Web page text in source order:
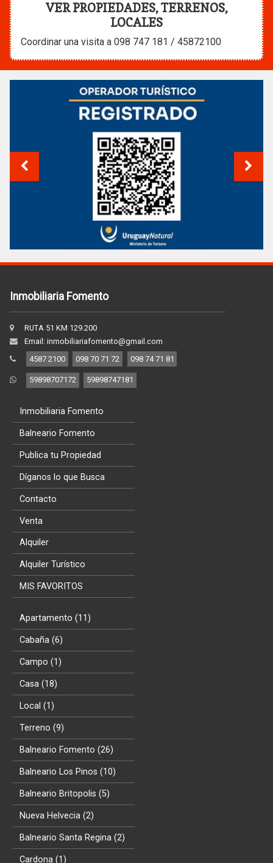
VER PROPIEDADES, TERRENOS,
LOCALES
Coordinar una visita a 098 747 181 / 45872100
Inmobiliaria Fomento
RUTA 51 KM 129.200
Email: inmobiliariafomento@gmail.com
4587 2100
098 70 71 72 098 74 71 81
59898707172 59898747181
Inmobiliaria Fomento
Balneario Fomento
Publica tu Propiedad
Díganos lo que Busca
Contacto
Venta
Alquiler
Alquiler Turístico
MIS FAVORITOS
Apartamento (11)
Cabaña (6)
Campo (1)
Casa (18)
Local (1)
Terreno (9)
Balneario Fomento (26)
Balneario Los Pinos (10)
Balneario Britopolis (5)
Nueva Helvecia (2)
Balneario Santa Regina (2)
Cardona (1)